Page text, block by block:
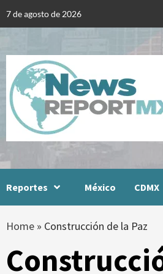
7 de agosto de 2026
Reportes México CDMX
Home » Construcción de la Paz